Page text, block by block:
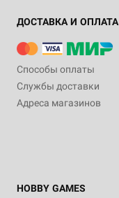
ДОСТАВКА И ОПЛАТА
Способы оплаты
Службы доставки
Адреса магазинов
HOBBY GAMES